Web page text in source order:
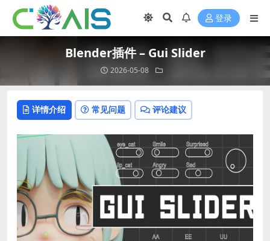
登录
Blender插件 – Gui Slider
2026-05-08
详情介绍 常见问题 评论建议